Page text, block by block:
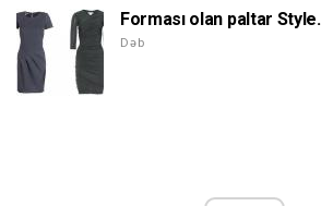
Forması olan paltar
Dəb